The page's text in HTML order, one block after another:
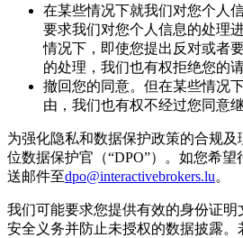
在某些情况下就我们对您个人
要求我们对您个人信息的处理
情况下，即使您提出反对或者
的处理，我们也有权拒绝您的请
撤回您的同意。但在某些情况
由，我们也有权不经过您同意继
为强化隐私和数据保护政策的合规
位数据保护官（“DPO”）。如您希
送邮件至dpo@interactivebrokers.lu。
我们可能要求您提供有效的身份证
安全义务并防止未授权的数据披露